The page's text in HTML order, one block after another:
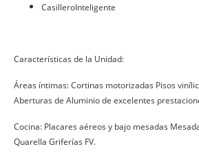
CasilleroInteligente
Características de la Unidad:
Áreas íntimas: Cortinas motorizadas Pisos
Aberturas de Aluminio de excelentes
Cocina: Placares aéreos y bajo mesadas
Quarella Griferías FV.